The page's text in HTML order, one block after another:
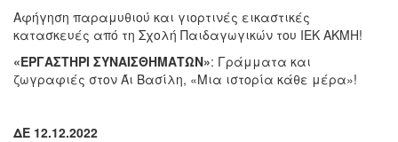
Αφήγηση παραμυθιού και γιορτινές εικαστικές
κατασκευές από τη Σχολή Παιδαγωγικών του ΙΕΚ ΑΚΜΗ!
«ΕΡΓΑΣΤΗΡΙ ΣΥΝΑΙΣΘΗΜΑΤΩΝ»: Γράμματα και
ζωγραφιές στον Άι Βασίλη, «Μια ιστορία κάθε μέρα»!
ΔΕ 12.12.2022